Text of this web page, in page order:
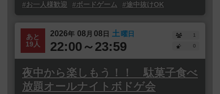
#お一人様歓迎
#ボードゲーム #途中抜けOK
あと
19人
2026年 08 月 08日 土曜日
22:00～23:59
1
0
夜中から楽しもう！！ 駄菓子食べ
放題オールナイトボドゲ会